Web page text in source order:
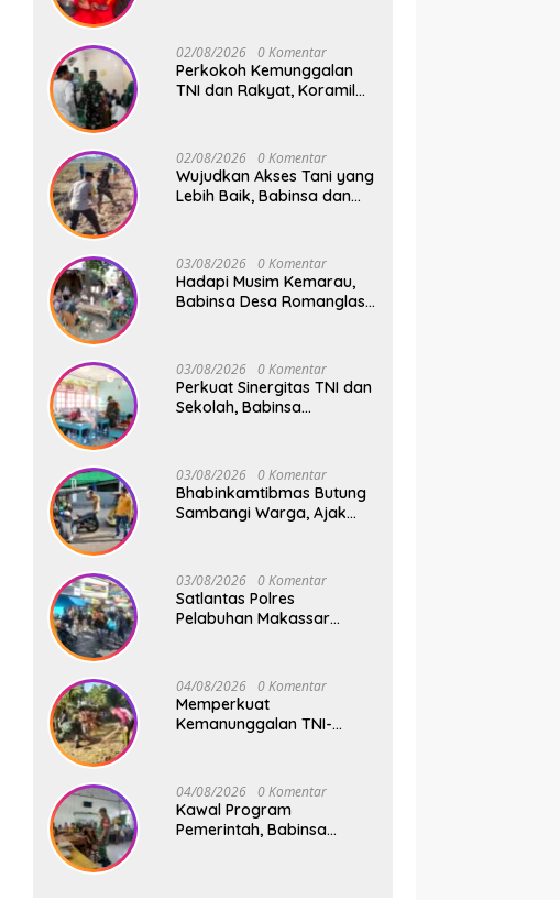
02/08/2026 0 Komentar
Perkokoh Kemunggalan
TNI dan Rakyat, Koramil
02/08/2026 0 Komentar
Wujudkan Akses Tani yang
Lebih Baik, Babinsa dan
Swadaya
03/08/2026 0 Komentar
Hadapi Musim Kemarau,
Babinsa Desa Romanglasa
Kesehatan
03/08/2026 0 Komentar
Perkuat Sinergitas TNI dan
Sekolah, Babinsa
Center Malakaji
03/08/2026 0 Komentar
Bhabinkamtibmas Butung
Sambangi Warga, Ajak
03/08/2026 0 Komentar
Satlantas Polres
Pelabuhan Makassar
Aman dan Lancar
04/08/2026 0 Komentar
Memperkuat
Kemanunggalan TNI-
Gelar Karya Bakti
Bersama Pemdes Jipang
04/08/2026 0 Komentar
Kawal Program
Pemerintah, Babinsa